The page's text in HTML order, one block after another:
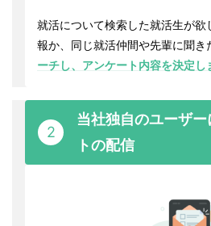
就活について検索した就活生が欲
報か、同じ就活仲間や先輩に聞き
ーチし、アンケート内容を決定し
2
当社独自のユーザ
トの配信